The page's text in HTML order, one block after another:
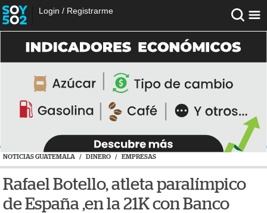
Login / Registrarme
NOTICIAS GUATEMALA / DINERO / EMPRESAS
Rafael Botello, atleta paralímpico
de España ,en la 21K con Banco